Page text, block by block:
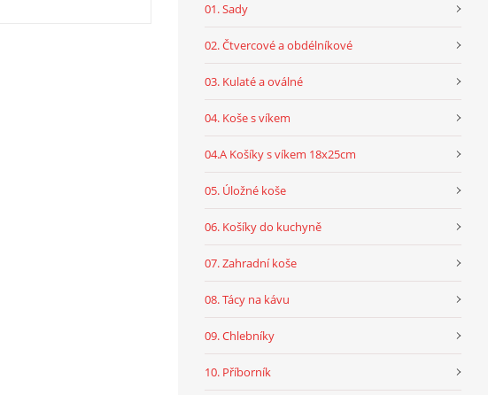
01. Sady
02. Čtvercové a obdélníkové
03. Kulaté a oválné
04. Koše s víkem
04.A Košíky s víkem 18x25cm
05. Úložné koše
06. Košíky do kuchyně
07. Zahradní koše
08. Tácy na kávu
09. Chlebníky
10. Příborník